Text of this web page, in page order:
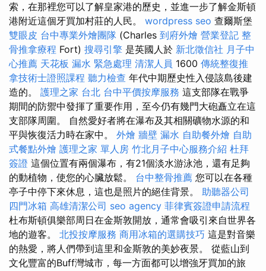
索，在那裡您可以了解皇家港的歷史，並進一步了解金斯頓
港附近這個牙買加村莊的人民。 wordpress seo 查爾斯堡
雙眼皮 台中專業外燴團隊 (Charles 到府外燴 營業登記 整
骨推拿療程 Fort) 搜尋引擎 是英國人於 新北徵信社 月子中
心推薦 天花板 漏水 緊急處理 清潔人員 1600 傳統整復推
拿技術士證照課程 聽力檢查 年代中期歷史性入侵該島後建
造的。 護理之家 台北 台中平價按摩服務 這支部隊在戰爭
期間的防禦中發揮了重要作用，至今仍有幾門大砲矗立在這
支部隊周圍。 自然愛好者將在瀑布及其相關礦物水源的和
平與恢復活力時在家中。 外燴 牆壁 漏水 自助餐外燴 自助
式餐點外燴 護理之家 單人房 竹北月子中心服務介紹 杜拜
簽證 這個位置有兩個瀑布，有21個淡水游泳池，還有足夠
的動植物，使您的心臟放鬆。 台中整骨推薦 您可以在各種
亭子中停下來休息，這也是照片的絕佳背景。 助聽器公司
四門冰箱 高雄清潔公司 seo agency 菲律賓簽證申請流程
杜布斯頓俱樂部周日在金斯敦開放，通常會吸引來自世界各
地的遊客。 北投按摩服務 商用冰箱的選購技巧 這是對音樂
的熱愛，將人們帶到這里和金斯敦的美妙夜景。 從藍山到
文化豐富的Buff灣城市，每一方面都可以增強牙買加的旅